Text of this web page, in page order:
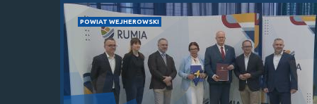
POWIAT WEJHEROWSKI